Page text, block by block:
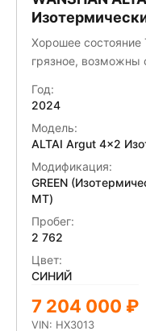
Хорошее
грязное,
Год:
2024
Модель:
ALTAI Аrgut 4x2
Модификация:
GREEN
МТ)
Пробег:
2 762
Цвет:
СИНИЙ
7 204 000 ₽
VIN: HX3013